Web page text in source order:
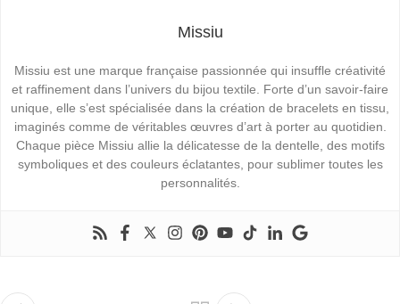
Missiu
Missiu est une marque française passionnée qui insuffle créativité
et raffinement dans l’univers du bijou textile. Forte d’un savoir-faire
unique, elle s’est spécialisée dans la création de bracelets en tissu,
imaginés comme de véritables œuvres d’art à porter au quotidien.
Chaque pièce Missiu allie la délicatesse de la dentelle, des motifs
symboliques et des couleurs éclatantes, pour sublimer toutes les
personnalités.